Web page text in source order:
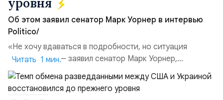
уровня
Об этом заявил сенатор Марк Уорнер в интервью
Politico/
«Не хочу вдаваться в подробности, но ситуация
улучшилась», — заявил сенатор Марк Уорнер,
высокопоставленный член комитета по разведке,
добавив, что использование Украиной беспилотников и
ракет большой дальности позволило ей наносить
Читать 1 мин.